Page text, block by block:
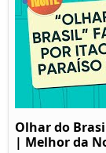
Olhar do
| Melhor da